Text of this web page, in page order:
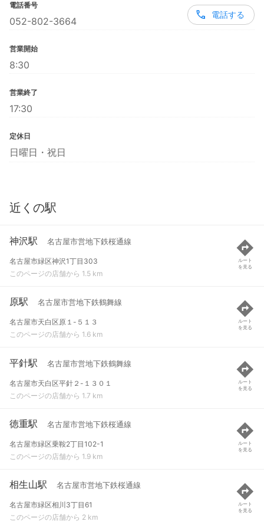
電話番号
052-802-3664
電話する
営業開始
8:30
営業終了
17:30
定休日
日曜日・祝日
近くの駅
神沢駅 名古屋市営地下鉄桜通線
名古屋市緑区神沢1丁目303
このページの店舗から 1.5 km
ルート
を見る
原駅 名古屋市営地下鉄鶴舞線
名古屋市天白区原１-５１３
このページの店舗から 1.6 km
ルート
を見る
平針駅 名古屋市営地下鉄鶴舞線
名古屋市天白区平針２-１３０１
このページの店舗から 1.7 km
ルート
を見る
徳重駅 名古屋市営地下鉄桜通線
名古屋市緑区乗鞍2丁目102-1
このページの店舗から 1.9 km
ルート
を見る
相生山駅 名古屋市営地下鉄桜通線
名古屋市緑区相川3丁目61
このページの店舗から 2 km
ルート
を見る